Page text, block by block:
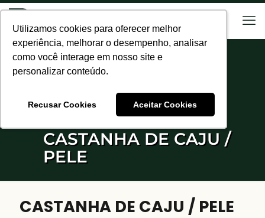
Utilizamos cookies para oferecer melhor
experiência, melhorar o desempenho, analisar
como você interage em nosso site e
personalizar conteúdo.
Recusar Cookies Aceitar Cookies
Utilizamos cookies para oferecer melhor
experiência, melhorar o desempenho, analisar
como você interage em nosso site e
personalizar conteúdo.
Recusar Cookies Aceitar Cookies
CASTANHA DE CAJU /
PELE
CASTANHA DE CAJU / PELE